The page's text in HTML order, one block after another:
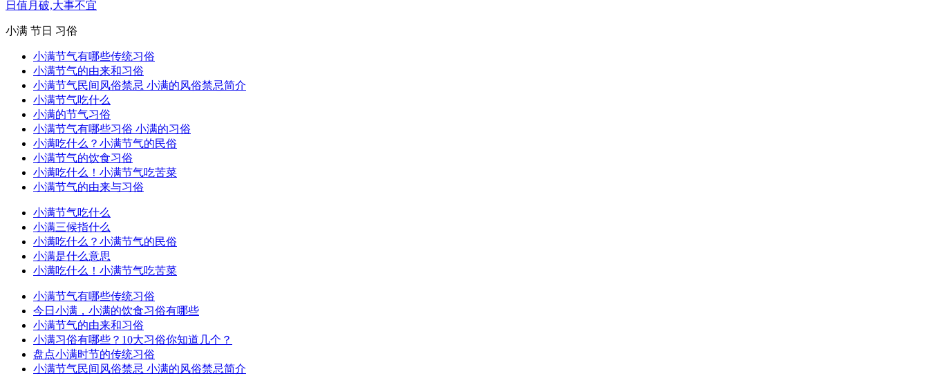
日值月破,大事不宜
小满 节日 习俗
小满节气有哪些传统习俗
小满节气的由来和习俗
小满节气民间风俗禁忌 小满的风俗禁忌简介
小满节气吃什么
小满的节气习俗
小满节气有哪些习俗 小满的习俗
小满吃什么？小满节气的民俗
小满节气的饮食习俗
小满吃什么！小满节气吃苦菜
小满节气的由来与习俗
小满节气吃什么
小满三候指什么
小满吃什么？小满节气的民俗
小满是什么意思
小满吃什么！小满节气吃苦菜
小满节气有哪些传统习俗
今日小满，小满的饮食习俗有哪些
小满节气的由来和习俗
小满习俗有哪些？10大习俗你知道几个？
盘点小满时节的传统习俗
小满节气民间风俗禁忌 小满的风俗禁忌简介